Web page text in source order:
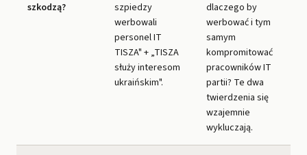
szkodzą?
szpiedzy
werbowali
personel IT
TISZA" + „TISZA
służy interesom
ukraińskim".
dlaczego by
werbować i tym
samym
kompromitować
pracowników IT
partii? Te dwa
twierdzenia się
wzajemnie
wykluczają.